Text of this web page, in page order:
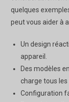
quelques
peut vous aider à
Un design
appareil.
Des modèles
charge tous
Configuration